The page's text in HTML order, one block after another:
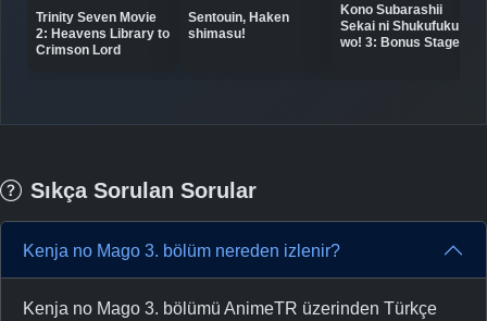
Trinity Seven Movie
2: Heavens Library to
Crimson Lord
Sentouin, Haken
shimasu!
Kono Subarashii
Sekai ni Shukufuku
wo! 3: Bonus Stage
Sıkça Sorulan Sorular
Kenja no Mago 3. bölüm nereden izlenir?
Kenja no Mago 3. bölümü AnimeTR üzerinden Türkçe